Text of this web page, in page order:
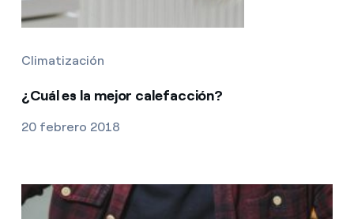
Climatización
¿Cuál es la mejor calefacción?
20 febrero 2018